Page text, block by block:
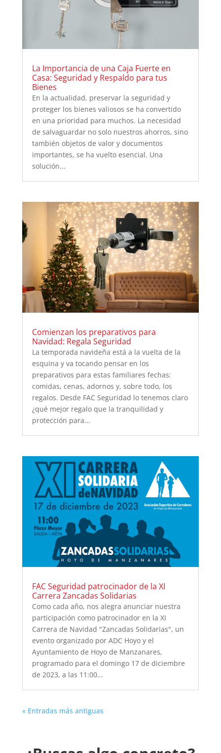
La Importancia de una Caja Fuerte en
Casa: Seguridad y Respaldo para tus
Bienes
En la actualidad, preservar la seguridad y
proteger los bienes valiosos se ha convertido
en una prioridad para muchos. La necesidad
de salvaguardar no solo nuestros ahorros, sino
también objetos de valor y documentos
importantes, se ha vuelto esencial. Una
solución...
Comienzan los preparativos para
Navidad: Regala Seguridad
La temporada navideña está a la vuelta de la
esquina y va tocando pensar en los
preparativos para estas familiares fechas:
comidas, cenas, adornos y, sobre todo, los
regalos. Desde FAC Seguridad lo tenemos claro
¿qué mejor regalo que la tranquilidad y
protección para...
FAC Seguridad patrocinador de la XI
Carrera Zancadas Solidarias
Como cada año, nos alegra anunciar nuestra
participación como patrocinador en la XI
Carrera de Navidad "Zancadas Solidarias", un
evento organizado por ADC Hoyo y el
Ayuntamiento de Hoyo de Manzanares,
programado para el domingo 17 de diciembre
de 2023, a las 11:00...
« Entradas más antiguas